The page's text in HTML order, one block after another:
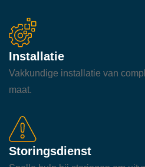
Installatie
Vakkundige installatie van
maat.
Storingsdienst